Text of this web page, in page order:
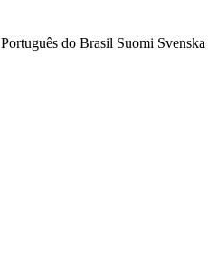
Português do Brasil Suomi Svenska